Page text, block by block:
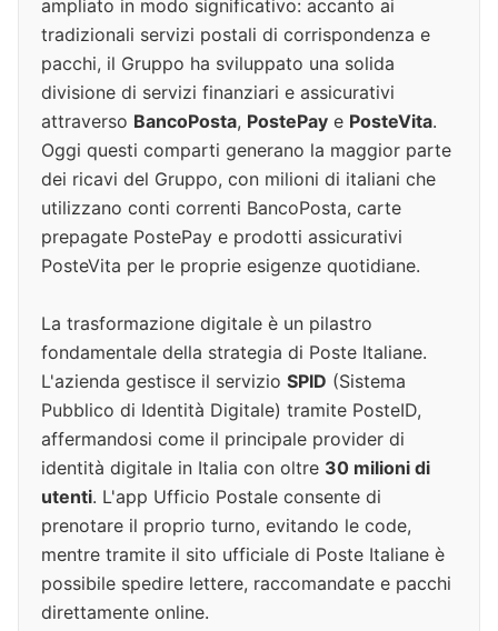
ampliato in modo significativo: accanto ai
tradizionali servizi postali di corrispondenza e
pacchi, il Gruppo ha sviluppato una solida
divisione di servizi finanziari e assicurativi
attraverso BancoPosta, PostePay e PosteVita.
Oggi questi comparti generano la maggior parte
dei ricavi del Gruppo, con milioni di italiani che
utilizzano conti correnti BancoPosta, carte
prepagate PostePay e prodotti assicurativi
PosteVita per le proprie esigenze quotidiane.
La trasformazione digitale è un pilastro
fondamentale della strategia di Poste Italiane.
L'azienda gestisce il servizio SPID (Sistema
Pubblico di Identità Digitale) tramite PosteID,
affermandosi come il principale provider di
identità digitale in Italia con oltre 30 milioni di
utenti. L'app Ufficio Postale consente di
prenotare il proprio turno, evitando le code,
mentre tramite il sito ufficiale di Poste Italiane è
possibile spedire lettere, raccomandate e pacchi
direttamente online.